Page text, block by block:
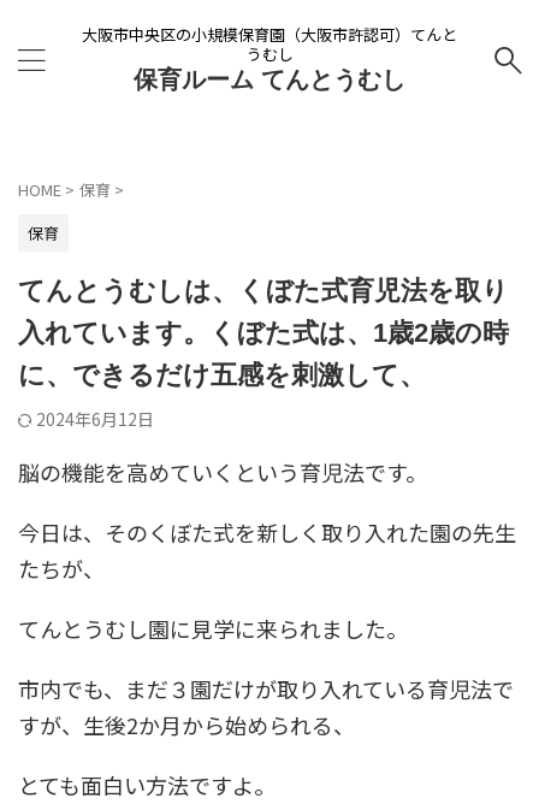
大阪市中央区の小規模保育園（大阪市許認可）てんと
うむし
保育ルーム てんとうむし
HOME > 保育 >
保育
てんとうむしは、くぼた式育児法を取り
入れています。くぼた式は、1歳2歳の時
に、できるだけ五感を刺激して、
2024年6月12日
脳の機能を高めていくという育児法です。
今日は、そのくぼた式を新しく取り入れた園の先生
たちが、
てんとうむし園に見学に来られました。
市内でも、まだ３園だけが取り入れている育児法で
すが、生後2か月から始められる、
とても面白い方法ですよ。